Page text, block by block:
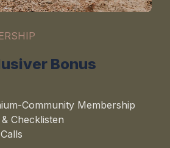
Bonus
Community Membership
Checklisten